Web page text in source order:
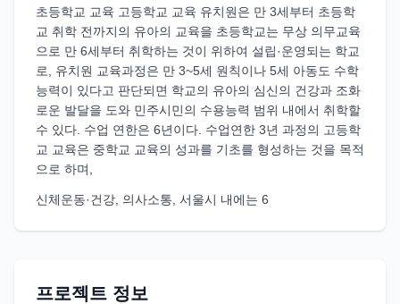
초등학교 교육 고등학교 교육 유치원은 만 3세부터 초등학
교 취학 전까지의 유아의 교육을 초등학교는 무상 의무교육
으로 만 6세부터 취학하는 것이 위하여 설립·운영되는 학교
로, 유치원 교육과정은 만 3~5세 원칙이나 5세 아동도 수학
능력이 있다고 판단되면 학교의 유아의 심신의 건강과 조화
로운 발달을 도와 민주시민의 수용능력 범위 내에서 취학할
수 있다. 수업 연한은 6년이다. 수업연한 3년 과정의 고등학
교 교육은 중학교 교육의 성과를 기초를 형성하는 것을 목적
으로 하며,
신체운동·건강, 의사소통, 서울시 내에는 6
프로젝트 정보